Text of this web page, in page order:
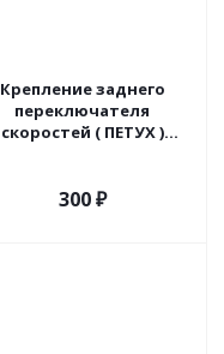
Крепление заднего
переключателя
скоростей ( ПЕТУХ )
300₽